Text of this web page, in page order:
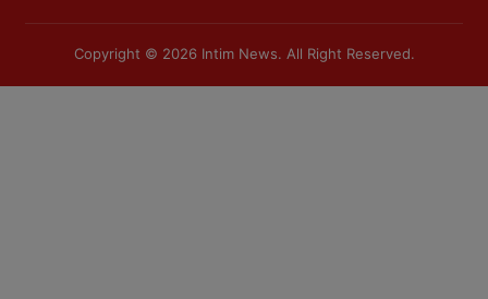
Copyright © 2026 Intim News. All Right Reserved.